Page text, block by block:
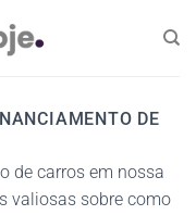
DE
de carros em nossa
valiosas sobre como